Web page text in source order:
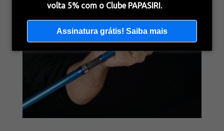
volta 5% com o Clube PAPASIRI.
Assinatura grátis! Saiba mais